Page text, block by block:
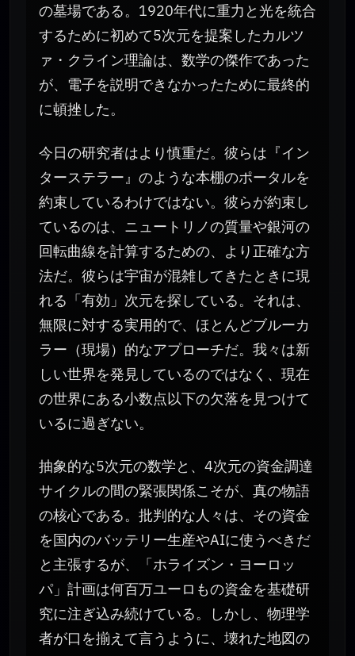
の墓場である。1920年代に重力と光を統合
するために初めて5次元を提案したカルツ
ァ・クライン理論は、数学の傑作であった
が、電子を説明できなかったために最終的
に頓挫した。
今日の研究者はより慎重だ。彼らは『イン
ターステラー』のような本棚のポータルを
約束しているわけではない。彼らが約束し
ているのは、ニュートリノの質量や銀河の
回転曲線を計算するための、より正確な方
法だ。彼らは宇宙が混雑してきたときに現
れる「有効」次元を探している。それは、
無限に対する実用的で、ほとんどブルーカ
ラー（現場）的なアプローチだ。我々は新
しい世界を発見しているのではなく、現在
の世界にある小数点以下の欠落を見つけて
いるに過ぎない。
抽象的な5次元の数学と、4次元の資金調達
サイクルの間の緊張関係こそが、真の物語
の核心である。批判的な人々は、その資金
を国内のバッテリー生産やAIに使うべきだ
と主張するが、「ホライズン・ヨーロッ
パ」計画は何百万ユーロもの資金を基礎研
究に注ぎ込み続けている。しかし、物理学
者が口を揃えて言うように、壊れた地図の